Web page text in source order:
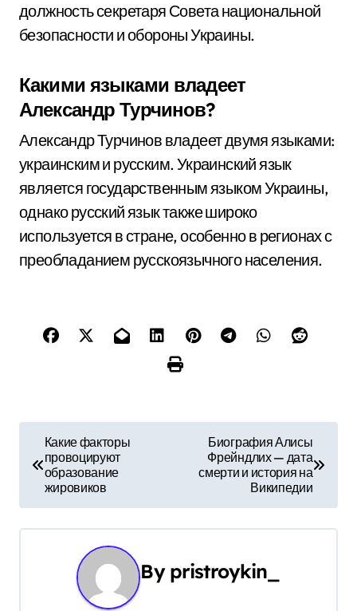
должность секретаря Совета национальной
безопасности и обороны Украины.
Какими языками владеет
Александр Турчинов?
Александр Турчинов владеет двумя языками:
украинским и русским. Украинский язык
является государственным языком Украины,
однако русский язык также широко
используется в стране, особенно в регионах с
преобладанием русскоязычного населения.
в
и
Какие факторы
провоцируют
образование
жировиков
Биография Алисы
Фрейндлих — дата
смерти и история на
Википедии
By pristroykin_